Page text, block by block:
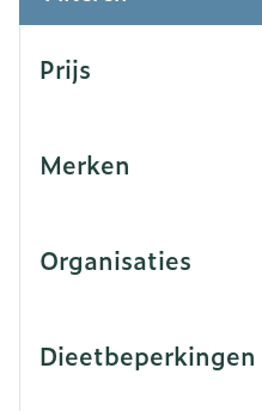
Prijs
Merken
Organisaties
Dieetbeperkingen